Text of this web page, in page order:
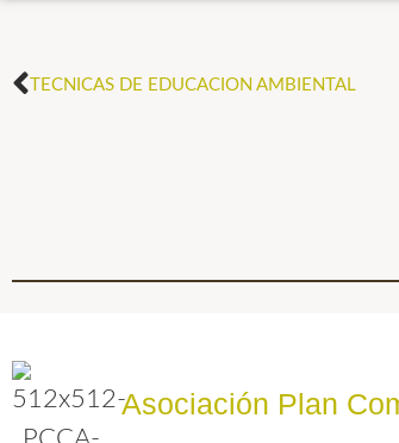
TECNICAS DE EDUCACION AMBIENTAL
Asociación Plan